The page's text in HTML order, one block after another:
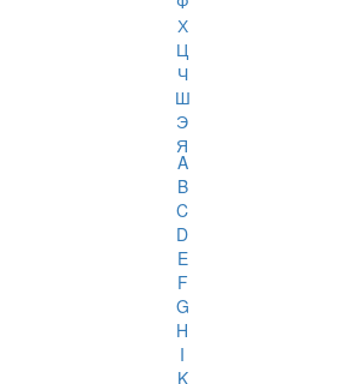
Х
Ц
Ч
Ш
Э
Я
A
B
C
D
E
F
G
H
I
K